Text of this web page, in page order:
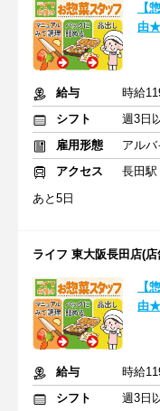
【
由★
給与
時給
シフト
週3日
雇用形態
アルバ
アクセス
長田
あと5日
ライフ 東大阪長田店(
【
由★
給与
時給
シフト
週3日